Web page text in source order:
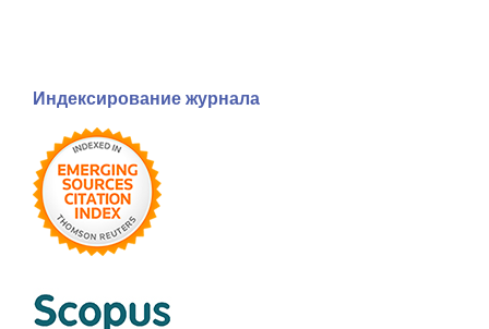
Индексирование журнала